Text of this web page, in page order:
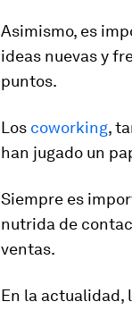
Asimismo, es
ideas nuevas y
puntos.
Los coworking,
han jugado un
Siempre es
nutrida de
ventas.
En la actualidad,